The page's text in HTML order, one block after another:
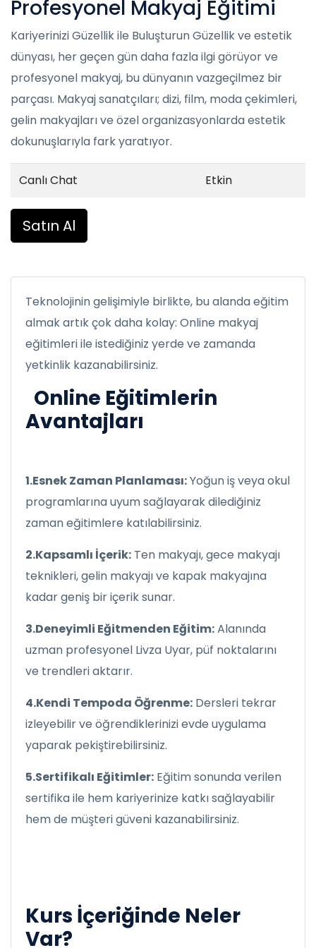
Profesyonel Makyaj Eğitimi
Kariyerinizi Güzellik ile Buluşturun Güzellik ve estetik
dünyası, her geçen gün daha fazla ilgi görüyor ve
profesyonel makyaj, bu dünyanın vazgeçilmez bir
parçası. Makyaj sanatçıları; dizi, film, moda çekimleri,
gelin makyajları ve özel organizasyonlarda estetik
dokunuşlarıyla fark yaratıyor.
Canlı Chat Etkin
Satın Al
Teknolojinin gelişimiyle birlikte, bu alanda eğitim
almak artık çok daha kolay: Online makyaj
eğitimleri ile istediğiniz yerde ve zamanda
yetkinlik kazanabilirsiniz.
Online Eğitimlerin
Avantajları
1.Esnek Zaman Planlaması:Yoğun iş veya okul
programlarına uyum sağlayarak dilediğiniz
zaman eğitimlere katılabilirsiniz.
2.Kapsamlı İçerik: Ten makyajı, gece makyajı
teknikleri, gelin makyajı ve kapak makyajına
kadar geniş bir içerik sunar.
3.Deneyimli Eğitmenden Eğitim:Alanında
uzman profesyonel Livza Uyar, püf noktalarını
ve trendleri aktarır.
4.Kendi Tempoda Öğrenme: Dersleri tekrar
izleyebilir ve öğrendiklerinizi evde uygulama
yaparak pekiştirebilirsiniz.
5.Sertifikalı Eğitimler: Eğitim sonunda verilen
sertifika ile hem kariyerinize katkı sağlayabilir
hem de müşteri güveni kazanabilirsiniz.
Kurs İçeriğinde Neler
Var?